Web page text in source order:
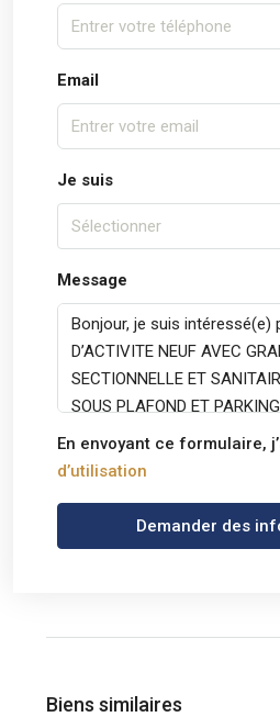
Email
Je suis
Sélectionner
Message
En envoyant ce formulaire,
d’utilisation
Demander des
Biens similaires